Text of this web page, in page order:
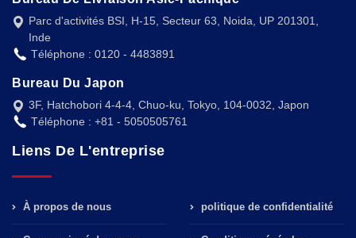
Parc d'activités BSI, H-15, Secteur 63, Noida, UP 201301,
Inde
Téléphone : 0120 - 4483891
Bureau Du Japon
3F, Hatchobori 4-4-4, Chuo-ku, Tokyo, 104-0032, Japon
Téléphone : +81 - 5050505761
Liens De L'entreprise
À propos de nous politique de confidentialité